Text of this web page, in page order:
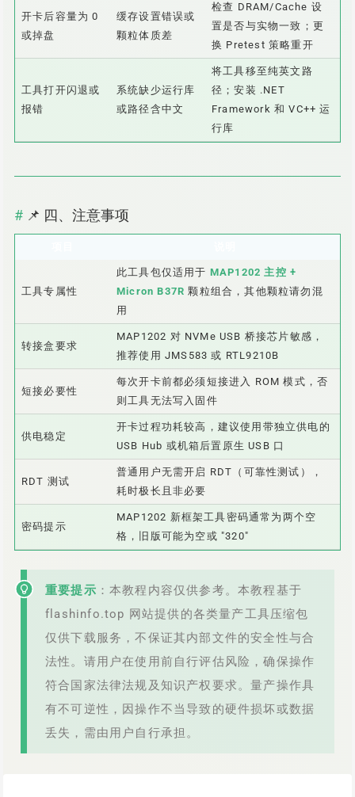
开卡后容量为 0
或掉盘
缓存设置错误或
颗粒体质差
检查 DRAM/Cache 设
置是否与实物一致；更
换 Pretest 策略重开
工具打开闪退或
报错
系统缺少运行库
或路径含中文
将工具移至纯英文路
径；安装 .NET
Framework 和 VC++ 运
行库
📌 四、注意事项
工具专属性
此工具包仅适用于 MAP1202 主控 +
Micron B37R 颗粒组合，其他颗粒请勿混
用
转接盒要求
MAP1202 对 NVMe USB 桥接芯片敏感，
推荐使用 JMS583 或 RTL9210B
短接必要性
每次开卡前都必须短接进入 ROM 模式，否
则工具无法写入固件
供电稳定
开卡过程功耗较高，建议使用带独立供电的
USB Hub 或机箱后置原生 USB 口
RDT 测试
普通用户无需开启 RDT（可靠性测试），
耗时极长且非必要
密码提示
MAP1202 新框架工具密码通常为两个空
格，旧版可能为空或 "320"
重要提示 ：本教程内容仅供参考。本教程基于
flashinfo.top 网站提供的各类量产工具压缩包
仅供下载服务，不保证其内部文件的安全性与合
法性。请用户在使用前自行评估风险，确保操作
符合国家法律法规及知识产权要求。量产操作具
有不可逆性，因操作不当导致的硬件损坏或数据
丢失，需由用户自行承担。